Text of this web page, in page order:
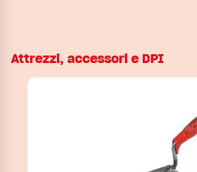
Attrezzi, accessori e DPI